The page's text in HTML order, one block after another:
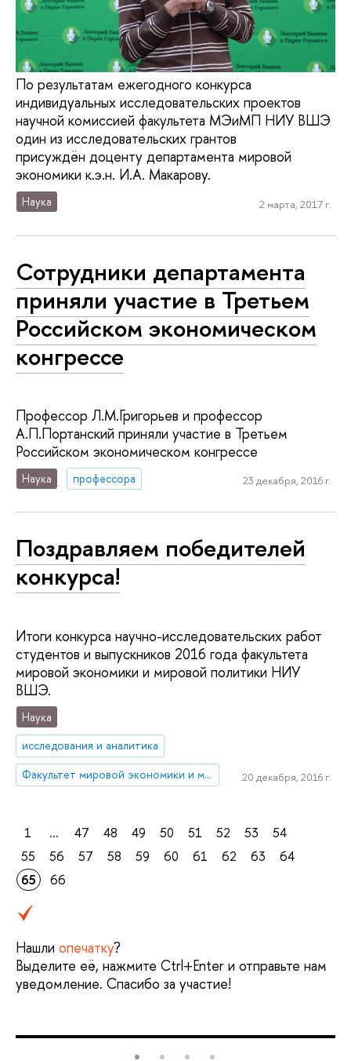
По результатам ежегодного конкурса
индивидуальных исследовательских проектов
научной комиссией факультета МЭиМП НИУ ВШЭ
один из исследовательских грантов
присуждён доценту департамента мировой
экономики к.э.н. И.А. Макарову.
Наука 2 марта, 2017 г.
Сотрудники департамента
приняли участие в Третьем
Российском экономическом
конгрессе
Профессор Л.М.Григорьев и профессор
А.П.Портанский приняли участие в Третьем
Российском экономическом конгрессе
Наука профессора 23 декабря, 2016 г.
Поздравляем победителей
конкурса!
Итоги конкурса научно-исследовательских работ
студентов и выпускников 2016 года факультета
мировой экономики и мировой политики НИУ
ВШЭ.
Наука
исследования и аналитика
Факультет мировой экономики и мировой политики
20 декабря, 2016 г.
1 ... 47 48 49 50 51 52 53
54
55
56 57 58 59 60 61 62 63
64
65
66
Нашли опечатку?
Выделите её, нажмите Ctrl+Enter и отправьте нам
уведомление. Спасибо за участие!